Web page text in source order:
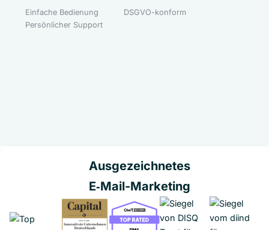
Einfache Bedienung
DSGVO-konform
Persönlicher Support
Ausgezeichnetes
E‑Mail-Marketing